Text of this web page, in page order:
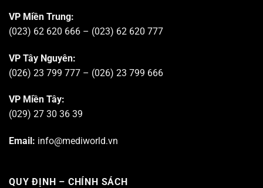
VP Miền Trung:
(023) 62 620 666 – (023) 62 620 777
VP Tây Nguyên:
(026) 23 799 777 – (026) 23 799 666
VP Miền Tây:
(029) 27 30 36 39
Email: info@mediworld.vn
QUY ĐỊNH – CHÍNH SÁCH